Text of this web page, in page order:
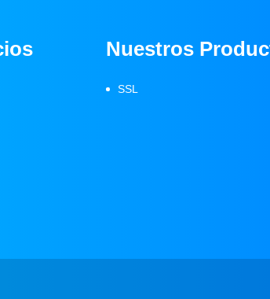
Nuestros
SSL